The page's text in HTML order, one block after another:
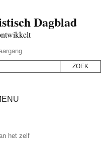
Dagblad
het zelf